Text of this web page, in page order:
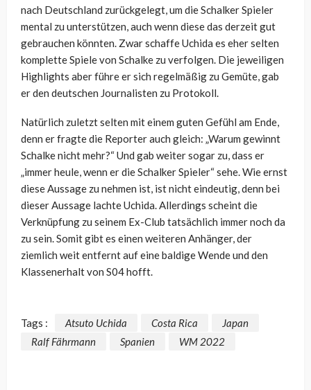
nach Deutschland zurückgelegt, um die Schalker Spieler
mental zu unterstützen, auch wenn diese das derzeit gut
gebrauchen könnten. Zwar schaffe Uchida es eher selten
komplette Spiele von Schalke zu verfolgen. Die jeweiligen
Highlights aber führe er sich regelmäßig zu Gemüte, gab
er den deutschen Journalisten zu Protokoll.
Natürlich zuletzt selten mit einem guten Gefühl am Ende,
denn er fragte die Reporter auch gleich: „Warum gewinnt
Schalke nicht mehr?“ Und gab weiter sogar zu, dass er
„immer heule, wenn er die Schalker Spieler“ sehe. Wie ernst
diese Aussage zu nehmen ist, ist nicht eindeutig, denn bei
dieser Aussage lachte Uchida. Allerdings scheint die
Verknüpfung zu seinem Ex-Club tatsächlich immer noch da
zu sein. Somit gibt es einen weiteren Anhänger, der
ziemlich weit entfernt auf eine baldige Wende und den
Klassenerhalt von S04 hofft.
Tags : Atsuto Uchida Costa Rica
Japan
Ralf Fährmann
Spanien WM 2022